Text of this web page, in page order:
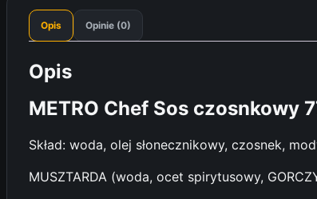
Opis Opinie (0)
Opis
METRO Chef Sos czosnkowy
Skład: woda, olej słonecznikowy, czosnek,
MUSZTARDA (woda, ocet spirytusowy,